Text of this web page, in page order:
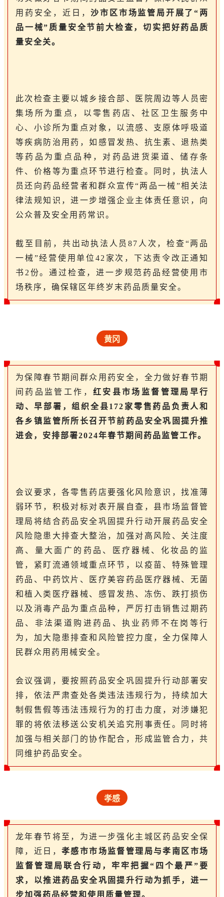
用药安全，近日，沙市区市场监管局开展了“两
品一械”质量安全节前大检查，切实把好药品质
量安全关。
此次检查主要以城乡接合部、医院周边等人员密
集场所为重点，以零售药店、社区卫生服务中
心、小诊所为重点对象，以流感、支原体呼吸道
等疾病防治用药，如感冒发热、抗生素、退热类
等药品为重点品种，对药品进货渠道、储存条
件、价格等为重点环节进行检查。同时，执法人
员还向药品经营者和群众宣传“两品一械”相关法
律法规知识，进一步增强企业主体责任意识，向
公众普及安全用药常识。
截至目前，共出动执法人员87人次，检查“两品
一械”经营使用单位42家次，下达责令改正通知
书2份。通过检查，进一步规范药品经营使用市
场秩序，确保辖区年终岁末药品质量安全。
黄冈
为保障春节期间群众用药安全，全力做好春节期
间药品监管工作， 红安县市场监督管理局早行
动、早部署，组织全县172家零售药品负责人和
各乡镇监管所所长召开节前药品安全巩固提升推
进会，安排部署2024年春节期间药品监管工作。
会议要求，各零售药店要强化风险意识，找准薄
弱环节，积极对标对表开展自查，县市场监督管
理局将结合药品安全巩固提升行动开展药品安全
风险隐患大排查大整治，加强对高风险、关注度
高、量大面广的药品、医疗器械、化妆品的监
管，紧盯流通领域重点环节，以疫苗、特殊管理
药品、中药饮片、医疗美容药品医疗器械、无菌
和植入类医疗器械、感冒发热、冻伤、跌打损伤
以及消毒产品为重点品种，严厉打击销售过期药
品、非法渠道购进药品、执业药师不在岗等行
为，加大隐患排查和风险管控力度，全力保障人
民群众用药用械安全。
会议强调，要按照药品安全巩固提升行动部署安
排，依法严肃查处各类违法违规行为，持续加大
制假售假等违法违规行为的打击力度，对涉嫌犯
罪的将依法移送公安机关追究刑事责任。同时将
加强与相关部门的协作配合，形成监管合力，共
同维护药品安全。
孝感
龙年春节将至，为进一步强化主城区药品安全保
障，近日， 孝感市市场监督管理局与孝南区市场
监督管理局联合行动，牢牢把握“四个最严”要
求，以推进药品安全巩固提升行动为抓手，进一
步加强药品经营和使用质量管理。